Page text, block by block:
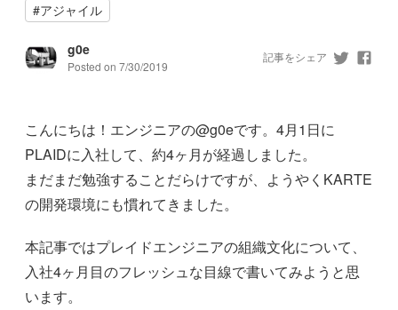
#アジャイル
g0e
Posted on 7/30/2019
記事をシェア
こんにちは！エンジニアの@g0eです。4月1日に
PLAIDに入社して、約4ヶ月が経過しました。
まだまだ勉強することだらけですが、ようやくKARTE
の開発環境にも慣れてきました。
本記事ではプレイドエンジニアの組織文化について、
入社4ヶ月目のフレッシュな目線で書いてみようと思
います。